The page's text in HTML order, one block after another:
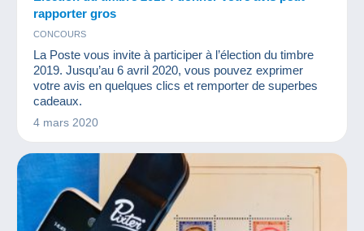
rapporter gros
CONCOURS
La Poste vous invite à participer à l’élection du timbre
2019. Jusqu’au 6 avril 2020, vous pouvez exprimer
votre avis en quelques clics et remporter de superbes
cadeaux.
4 mars 2020